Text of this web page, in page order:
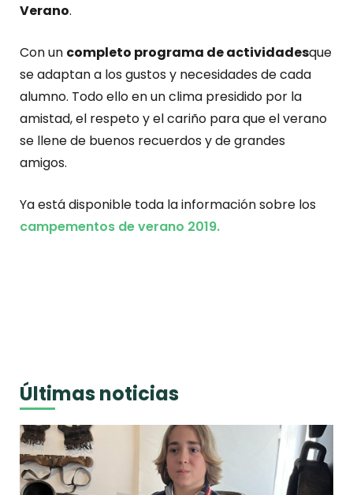
Verano.
Con un completo programa de actividadesque
se adaptan a los gustos y necesidades de cada
alumno. Todo ello en un clima presidido por la
amistad, el respeto y el cariño para que el verano
se llene de buenos recuerdos y de grandes
amigos.
Ya está disponible toda la información sobre los
campementos de verano 2019.
Últimas noticias